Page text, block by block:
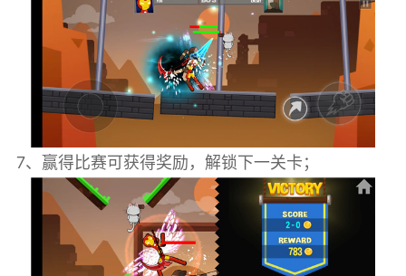
7、赢得比赛可获得奖励，解锁下一关卡；